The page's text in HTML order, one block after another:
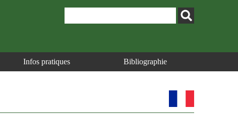
Infos pratiques Bibliographie